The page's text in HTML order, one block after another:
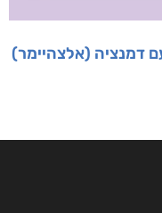
דמנציה (אלצהיימר)